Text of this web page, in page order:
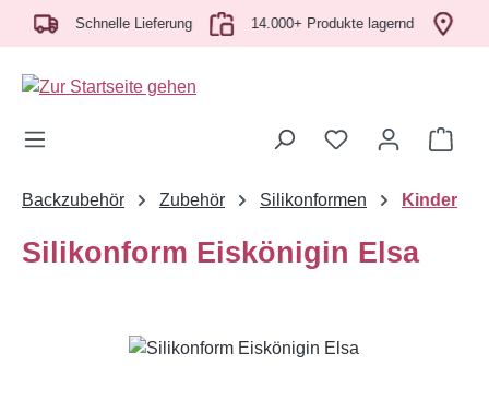
Zum Hauptinhalt springen
Schnelle Lieferung 14.000+ Produkte lagernd
Backzubehör Zubehör Silikonformen Kinder
Silikonform Eiskönigin Elsa
Bildergalerie überspringen